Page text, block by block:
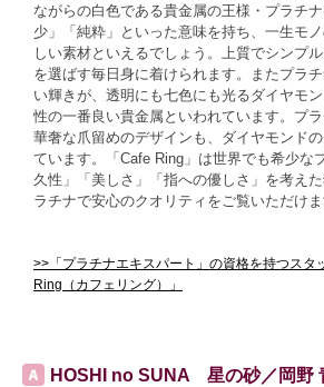
ながらの白色である貴金属の王様・プラチ
少」「純粋」といった意味を持ち、一生モ
しい素材といえるでしょう。上質でシンプ
を選ばす毎日身に着けられます。またプラ
い輝きが、透明にも七色にも光るダイヤモ
性の一番良い貴金属といわれています。プ
華奢な爪留めのデザインも、ダイヤモンド
ています。「Cafe Ring」は世界でも希少な
久性」「美しさ」「指への優しさ」を考え
ラチナで安心のクオリティをご覧いただけま
>>「プラチナエキスパート」の資格を持つスタ
Ring（カフェリング）」
HOSHI no SUNA 星の砂／岡野